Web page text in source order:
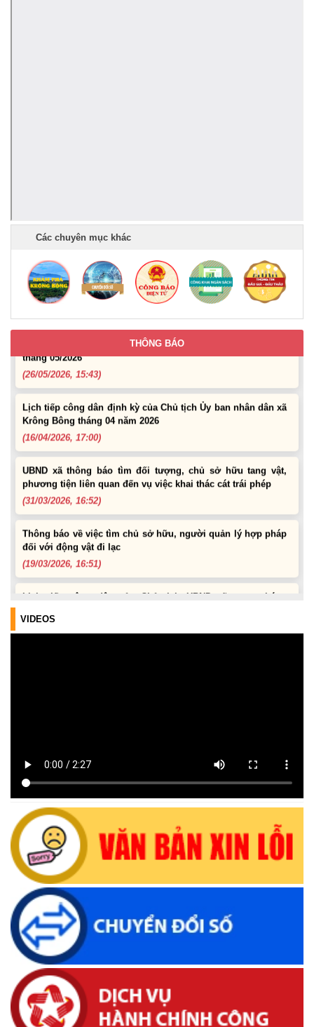
Các chuyên mục khác
THÔNG BÁO
phạm hành chính bị tịch thu sung công quỹ Nhà nước
(10/06/2026, 16:26)
Lịch tiếp công dân định kỳ của Thường trực HĐND xã tháng
05 năm 2026
(22/05/2026, 16:40)
Lịch tiếp công dân của Chủ tịch UBND xã Krông Bông trong
(26/05/2026, 15:43)
Krông Bông tháng 04 năm 2026
(16/04/2026, 17:00)
phương tiện liên quan đến vụ việc khai thác cát trái phép
(31/03/2026, 16:52)
đối với động vật đi lạc
(19/03/2026, 16:51)
(04/03/2026, 16:50)
Uỷ ban nhân dân xã Krông Bông Thông báo lịch Tiếp công
(29/06/2026, 16:39)
Thông báo về việc bán tài sản là tang vật, phương tiện vi
phạm hành chính bị tịch thu sung công quỹ Nhà nước
(10/06/2026, 16:26)
Lịch tiếp công dân định kỳ của Thường trực HĐND xã tháng
05 năm 2026
(22/05/2026, 16:40)
Lịch tiếp công dân của Chủ tịch UBND xã Krông Bông trong
tháng 05/2026
(26/05/2026, 15:43)
VIDEOS